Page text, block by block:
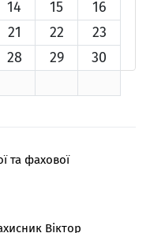
14 15
16
21 22
23
28 29
30
та фахової
Віктор